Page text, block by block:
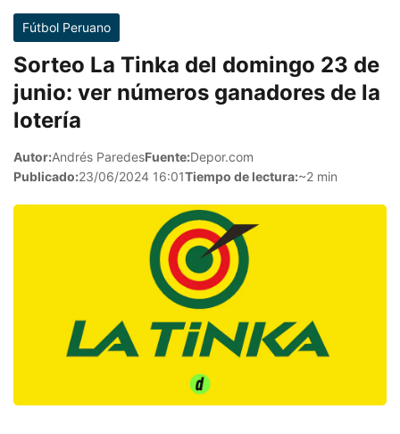
Fútbol Peruano
Sorteo La Tinka del domingo 23 de
junio: ver números ganadores de la
lotería
Autor:Andrés ParedesFuente:Depor.com
Publicado:23/06/2024 16:01Tiempo de lectura:~2 min